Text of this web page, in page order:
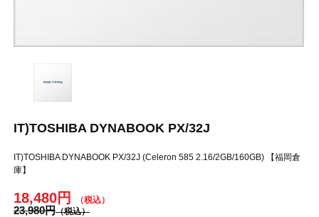
IT)TOSHIBA DYNABOOK PX/32J
IT)TOSHIBA DYNABOOK PX/32J (Celeron 585 2.16/2GB/160GB) 【福岡倉
庫】
18,480円
23,980円